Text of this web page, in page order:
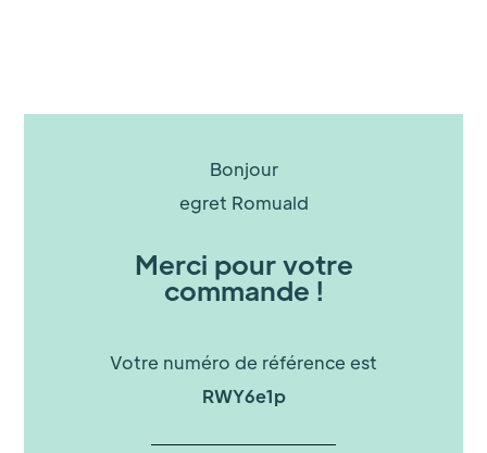
Bonjour
egret Romuald
Merci pour votre
commande !
Votre numéro de référence est
RWY6e1p